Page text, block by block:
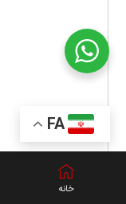
خانه
FA